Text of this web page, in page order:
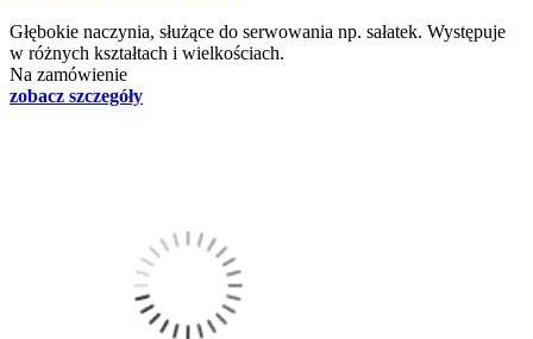
Głębokie naczynia, służące do serwowania np. sałatek. Występuje
w różnych kształtach i wielkościach.
Na zamówienie
zobacz szczegóły